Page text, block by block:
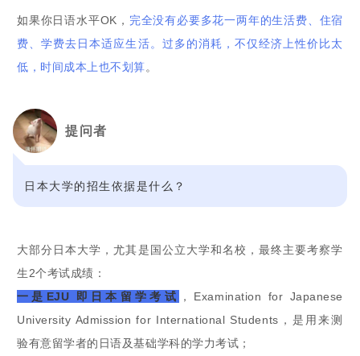
如果你日语水平OK， 完全没有必要多花一两年的生活费、住宿
费、学费去日本适应生活。过多的消耗，不仅经济上性价比太
低，时间成本上也不划算。
提问者
日本大学的招生依据是什么？
大部分日本大学，尤其是国公立大学和名校，最终主要考察学
生2个考试成绩：
一是EJU 即日本留学考试
，Examination for Japanese
University Admission for International Students，是用来测
验有意留学者的日语及基础学科的学力考试；